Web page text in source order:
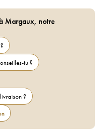
Margaux, notre
tu ?
?